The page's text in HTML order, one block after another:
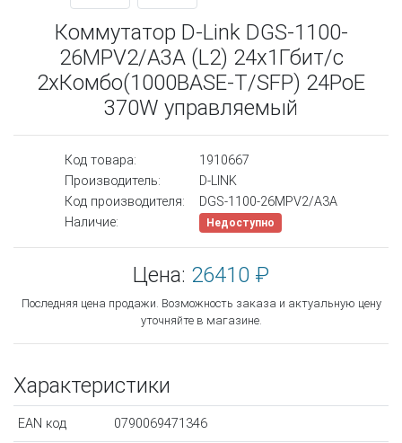
Коммутатор D-Link DGS-1100-
26MPV2/A3A (L2) 24x1Гбит/с
2xКомбо(1000BASE-T/SFP) 24PoE
370W управляемый
Код товара:
1910667
Производитель:
D-LINK
Код производителя:
DGS-1100-26MPV2/A3A
Наличие:
Недоступно
Цена: 26410 ₽
Последняя цена продажи. Возможность заказа и актуальную цену
уточняйте в магазине.
Характеристики
EAN код 0790069471346